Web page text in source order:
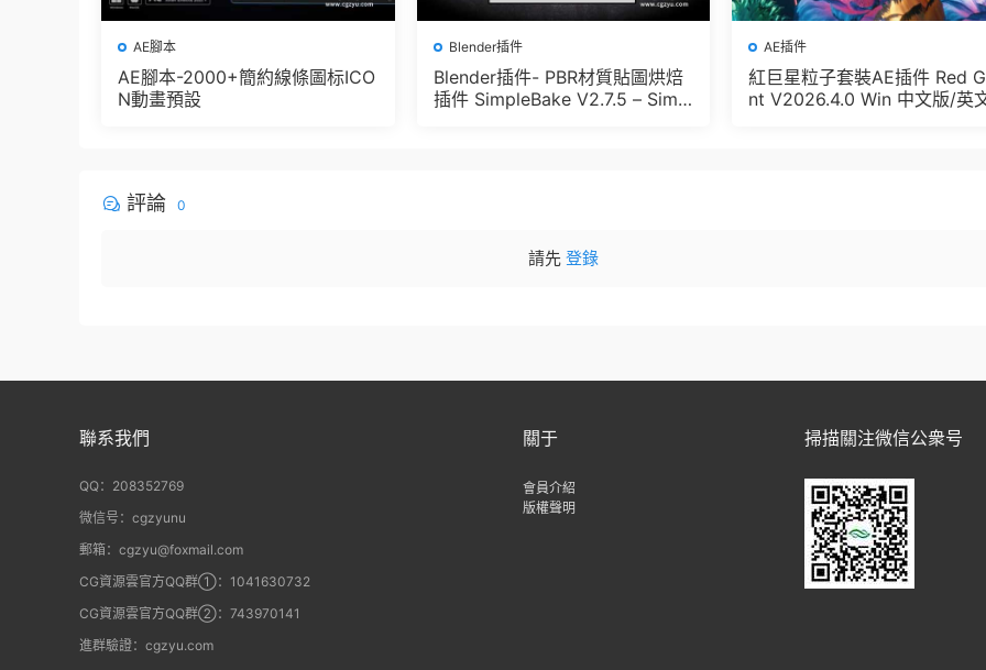
AE腳本
AE腳本-2000+簡約線條圖标ICO
N動畫預設
Blender插件
Blender插件- PBR材質貼圖烘焙
插件 SimpleBake V2.7.5 – Simpl
AE插件
紅巨星粒子套裝AE插件 Red
nt V2026.4.0 Win 中文版/英
評論 0
請先 登錄
聯系我們
QQ：208352769
微信号：cgzyunu
郵箱：cgzyu@foxmail.com
CG資源雲官方QQ群①：1041630732
CG資源雲官方QQ群②：743970141
進群驗證：cgzyu.com
關于
會員介紹
版權聲明
掃描關注微信公衆号